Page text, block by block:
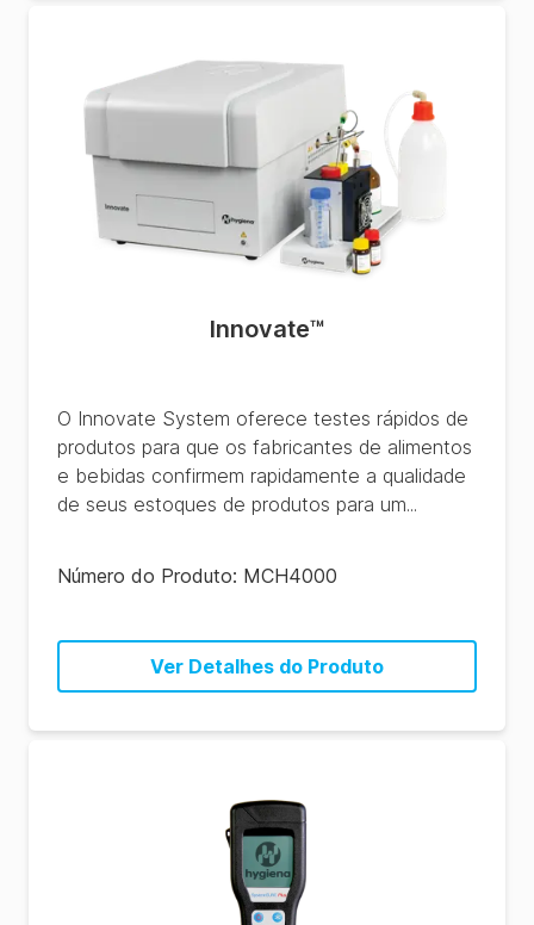
Innovate™
O Innovate System oferece testes rápidos de
produtos para que os fabricantes de alimentos
e bebidas confirmem rapidamente a qualidade
de seus estoques de produtos para um...
Número do Produto: MCH4000
Ver Detalhes do Produto